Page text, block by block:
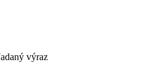
výraz